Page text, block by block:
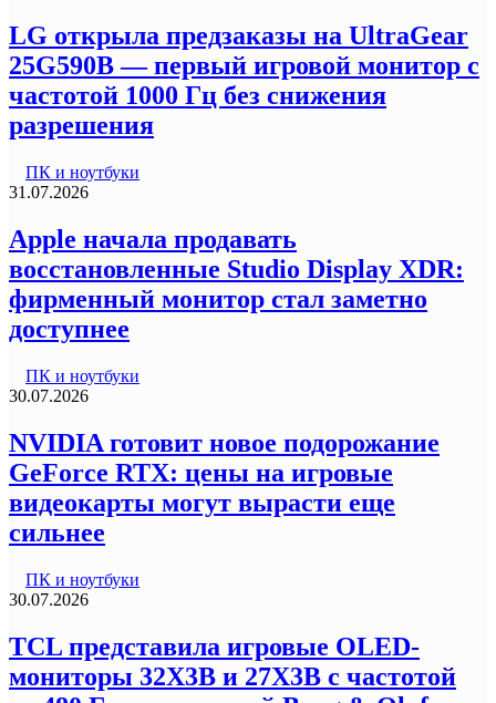
LG открыла предзаказы на UltraGear
25G590B — первый игровой монитор с
частотой 1000 Гц без снижения
разрешения
ПК и ноутбуки
31.07.2026
Apple начала продавать
восстановленные Studio Display XDR:
фирменный монитор стал заметно
доступнее
ПК и ноутбуки
30.07.2026
NVIDIA готовит новое подорожание
GeForce RTX: цены на игровые
видеокарты могут вырасти еще
сильнее
ПК и ноутбуки
30.07.2026
TCL представила игровые OLED-
мониторы 32X3B и 27X3B с частотой